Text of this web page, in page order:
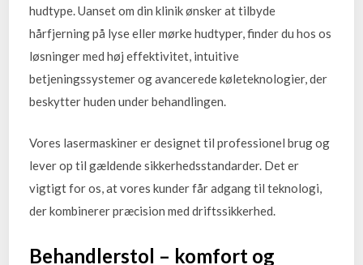
hudtype. Uanset om din klinik ønsker at tilbyde
hårfjerning på lyse eller mørke hudtyper, finder du hos os
løsninger med høj effektivitet, intuitive
betjeningssystemer og avancerede køleteknologier, der
beskytter huden under behandlingen.
Vores lasermaskiner er designet til professionel brug og
lever op til gældende sikkerhedsstandarder. Det er
vigtigt for os, at vores kunder får adgang til teknologi,
der kombinerer præcision med driftssikkerhed.
Behandlerstol – komfort og